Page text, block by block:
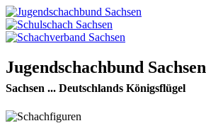
Jugendschachbund Sachsen
Sachsen ... Deutschlands Königsflügel